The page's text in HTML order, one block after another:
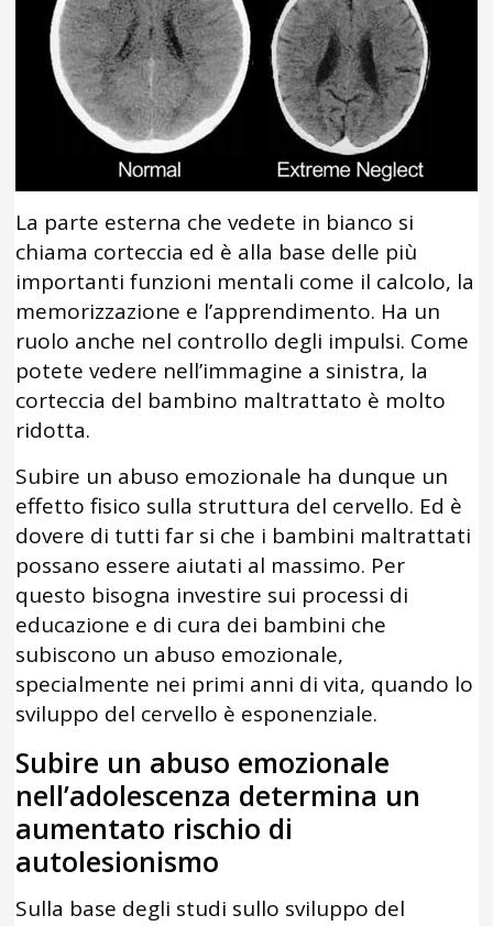
La parte esterna che vedete in bianco si
chiama corteccia ed è alla base delle più
importanti funzioni mentali come il calcolo, la
memorizzazione e l’apprendimento. Ha un
ruolo anche nel controllo degli impulsi. Come
potete vedere nell’immagine a sinistra, la
corteccia del bambino maltrattato è molto
ridotta.
Subire un abuso emozionale ha dunque un
effetto fisico sulla struttura del cervello. Ed è
dovere di tutti far si che i bambini maltrattati
possano essere aiutati al massimo. Per
questo bisogna investire sui processi di
educazione e di cura dei bambini che
subiscono un abuso emozionale,
specialmente nei primi anni di vita, quando lo
sviluppo del cervello è esponenziale.
Subire un abuso emozionale
nell’adolescenza determina un
aumentato rischio di
autolesionismo
Sulla base degli studi sullo sviluppo del